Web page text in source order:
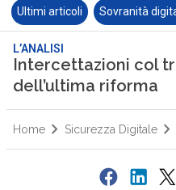
Ultimi articoli Sovranità
L’ANALISI
Intercettazioni col
dell’ultima riforma
Home Sicurezza Digitale